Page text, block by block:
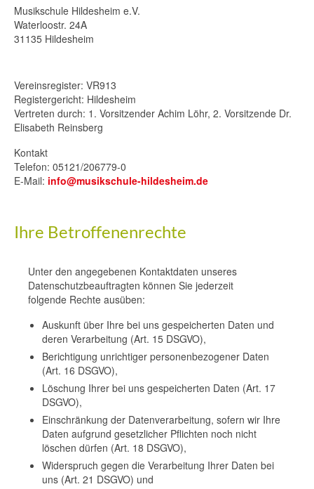
Musikschule Hildesheim e.V.
Waterloostr. 24A
31135 Hildesheim
Vereinsregister: VR913
Registergericht: Hildesheim
Vertreten durch: 1. Vorsitzender Achim Löhr, 2. Vorsitzende Dr.
Elisabeth Reinsberg
Kontakt
Telefon: 05121/206779-0
E-Mail: info@musikschule-hildesheim.de
Ihre Betroffenenrechte
Unter den angegebenen Kontaktdaten unseres
Datenschutzbeauftragten können Sie jederzeit
folgende Rechte ausüben:
Auskunft über Ihre bei uns gespeicherten Daten und
deren Verarbeitung (Art. 15 DSGVO),
Berichtigung unrichtiger personenbezogener Daten
(Art. 16 DSGVO),
Löschung Ihrer bei uns gespeicherten Daten (Art. 17
DSGVO),
Einschränkung der Datenverarbeitung, sofern wir Ihre
Daten aufgrund gesetzlicher Pflichten noch nicht
löschen dürfen (Art. 18 DSGVO),
Widerspruch gegen die Verarbeitung Ihrer Daten bei
uns (Art. 21 DSGVO) und